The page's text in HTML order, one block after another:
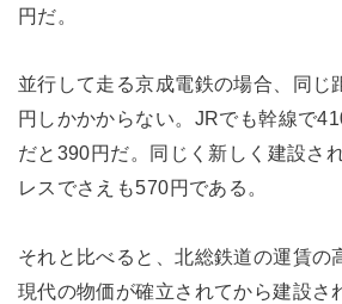
円だ。
並行して走る京成電鉄の場合、同じ
円しかかからない。JRでも幹線で
だと390円だ。同じく新しく建設さ
レスでさえも570円である。
それと比べると、北総鉄道の運賃の
現代の物価が確立されてから建設さ